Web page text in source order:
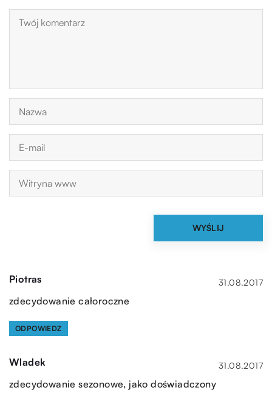
Piotras 31.08.2017
zdecydowanie całoroczne
ODPOWIEDZ
Wladek 31.08.2017
zdecydowanie sezonowe, jako doświadczony